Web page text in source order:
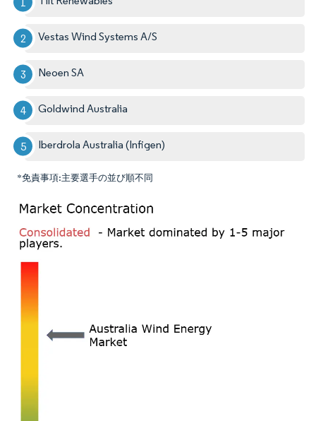
Vestas Wind Systems A/S
Neoen SA
Goldwind Australia
Iberdrola Australia (Infigen)
*免責事項:主要選手の並び順不同